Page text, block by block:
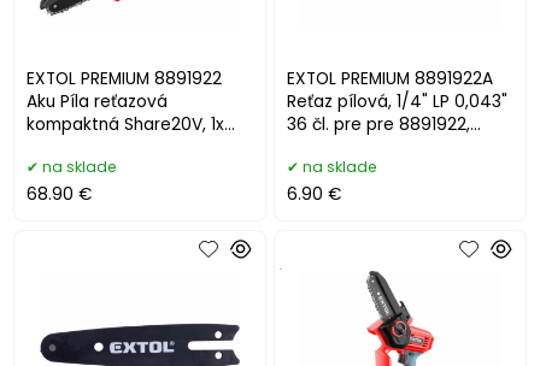
EXTOL PREMIUM 8891922
Aku Píla reťazová
kompaktná Share20V, 1x
na sklade
68.90 €
EXTOL PREMIUM 8891922A
Reťaz pílová, 1/4" LP 0,043"
36 čl. pre pre 8891922,
na sklade
6.90 €
.